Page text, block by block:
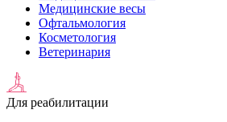
Медицинские весы
Офтальмология
Косметология
Ветеринария
Для реабилитации